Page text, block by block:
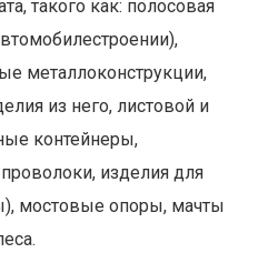
такого как: полосовая
металлоконструкции,
из него, листовой и
контейнеры,
изделия для
мостовые опоры, мачты